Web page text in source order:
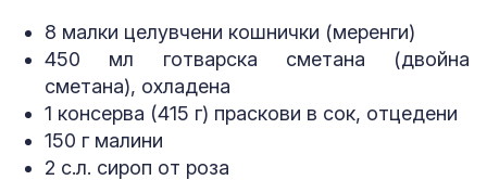
8 малки целувчени кошнички (меренги)
450 мл готварска сметана (двойна
сметана), охладена
1 консерва (415 г) праскови в сок, отцедени
150 г малини
2 с.л. сироп от роза